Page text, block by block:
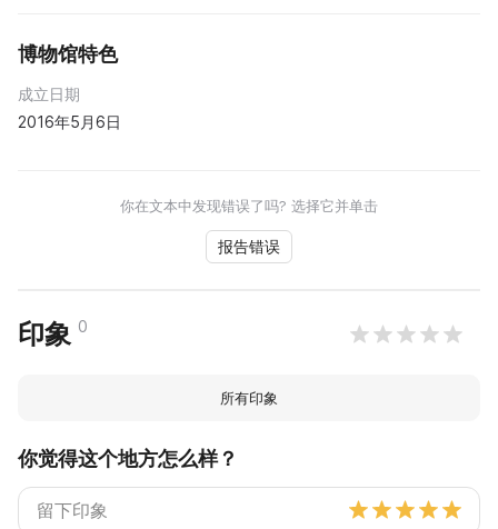
博物馆特色
成立日期
2016年5月6日
你在文本中发现错误了吗? 选择它并单击
报告错误
印象 0
所有印象
你觉得这个地方怎么样？